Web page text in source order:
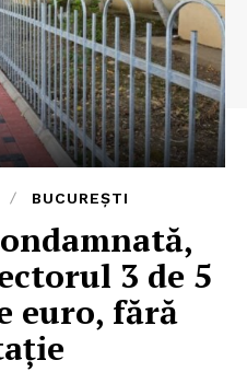
BUCUREȘTI
3 de 5
euro, fără